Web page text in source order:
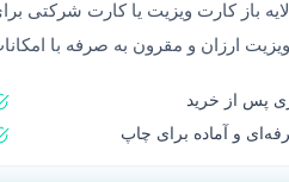
باز کارت ویزیت یا کارت شرکتی
ارزان و مقرون به صرفه با
پس از خرید
و آماده برای چاپ